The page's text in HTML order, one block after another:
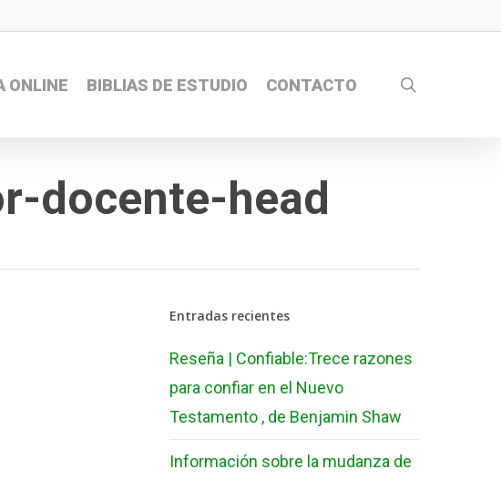
ONLINE BIBLIAS DE ESTUDIO CONTACTO
docente-head
Entradas recientes
Reseña | Confiable:Trece razones
para confiar en el Nuevo
Testamento , de Benjamin Shaw
Información sobre la mudanza de